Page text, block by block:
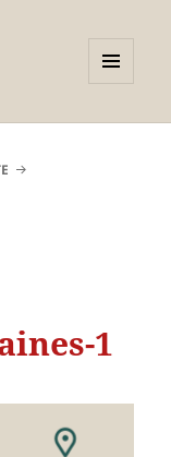
et
WIDGETS
1